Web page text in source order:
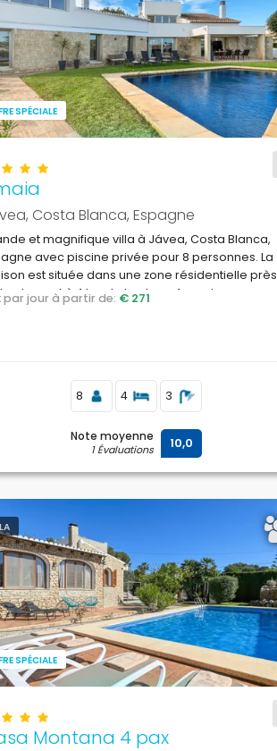
SPÉCIALE
Costa Blanca, Espagne
et magnifique villa à Jávea, Costa Blanca,
avec piscine privée pour 8 personnes. La
est située dans une zone résidentielle près
plage et à 4 km de la plage Arenal.
par jour à partir de: € 271
8 4 3
Note moyenne
1 Évaluations 10,0
SPÉCIALE
Montana 4 pax